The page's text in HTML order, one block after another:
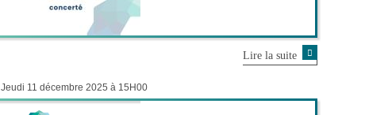
Lire la suite
Jeudi 11 décembre 2025 à 15H00